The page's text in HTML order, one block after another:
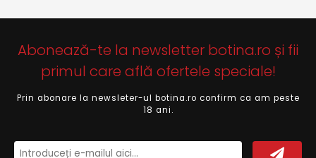
Abonează-te la newsletter botina.ro și fii
primul care află ofertele speciale!
Prin abonare la newsleter-ul botina.ro confirm ca am peste
18 ani.